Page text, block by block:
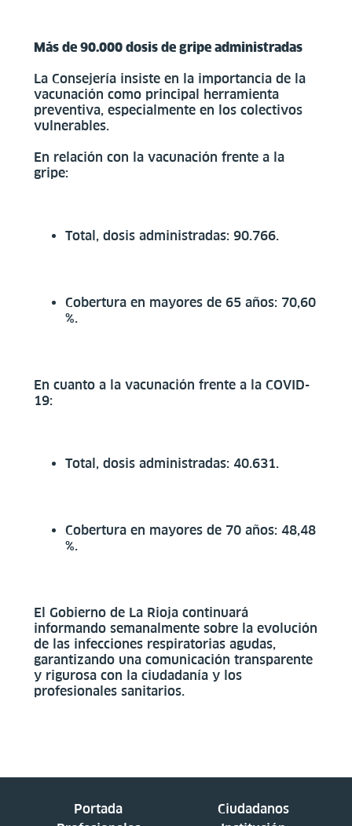
Más de 90.000 dosis de gripe administradas
La Consejería insiste en la importancia de la
vacunación como principal herramienta
preventiva, especialmente en los colectivos
vulnerables.
En relación con la vacunación frente a la
gripe:
Total, dosis administradas: 90.766.
Cobertura en mayores de 65 años: 70,60
%.
En cuanto a la vacunación frente a la COVID-
19:
Total, dosis administradas: 40.631.
Cobertura en mayores de 70 años: 48,48
%.
El Gobierno de La Rioja continuará
informando semanalmente sobre la evolución
de las infecciones respiratorias agudas,
garantizando una comunicación transparente
y rigurosa con la ciudadanía y los
profesionales sanitarios.
Portada
Ciudadanos